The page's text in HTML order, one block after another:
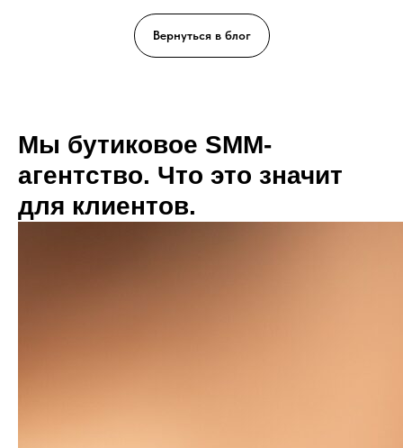
Вернуться в блог
Мы бутиковое SMM-
агентство. Что это значит
для клиентов.